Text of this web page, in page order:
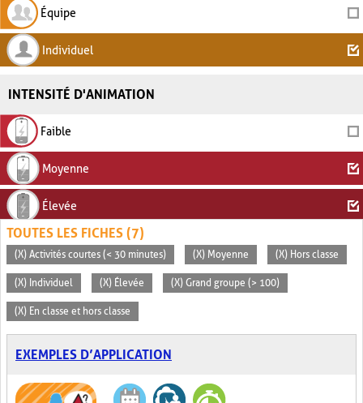
Équipe
Individuel
INTENSITÉ D'ANIMATION
Faible
Moyenne
Élevée
TOUTES LES FICHES (7)
(X) Activités courtes (< 30 minutes) (X) Moyenne (X) Hors classe
(X) Individuel (X) Élevée (X) Grand groupe (> 100)
(X) En classe et hors classe
EXEMPLES D’APPLICATION